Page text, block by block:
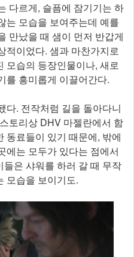
다르게, 슬픔에 잠기기는 하
는 모습을 보여주는데 예를
만났을 때 샘이 먼저 반갑게
적이었다. 샘과 마찬가지로
모습의 등장인물이나, 새로
를 흥미롭게 이끌어간다.
다. 전작처럼 길을 돌아다니
토리상 DHV 마젤란에서 함
동료들이 있기 때문에, 밖에
에는 모두가 있다는 점에서
은 샤워를 하러 갈 때 무작
모습을 보이기도.